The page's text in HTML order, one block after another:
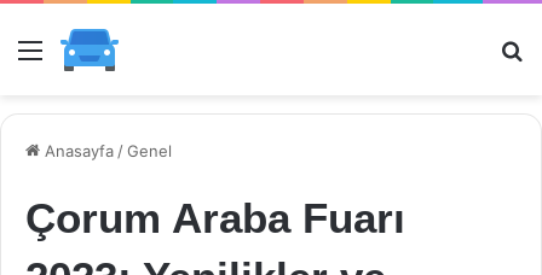
Menü
Anasayfa /Genel
Çorum Araba Fuarı